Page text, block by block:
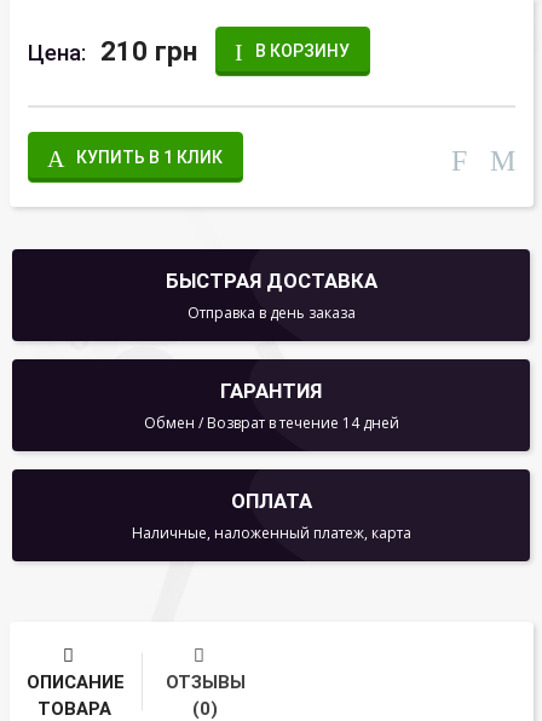
Цена: 210 грн В КОРЗИНУ
КУПИТЬ В 1 КЛИК
БЫСТРАЯ ДОСТАВКА
Отправка в день заказа
ГАРАНТИЯ
Обмен / Возврат в течение 14 дней
ОПЛАТА
Наличные, наложенный платеж, карта
ОПИСАНИЕ
ТОВАРА
ОТЗЫВЫ
(0)